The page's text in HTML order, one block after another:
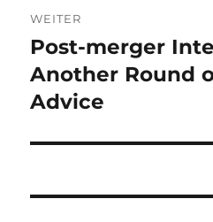
WEITER
Nächster
Beitrag:
Post-merger
Another Round
Advice